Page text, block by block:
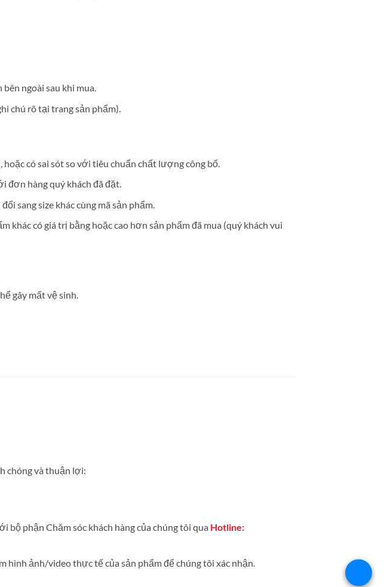
ngoài sau khi mua.
chú rõ tại trang sản phẩm).
có sai sót so với tiêu chuẩn chất lượng công bố.
đơn hàng quý khách đã đặt.
sang size khác cùng mã sản phẩm.
khác có giá trị bằng hoặc cao hơn sản phẩm đã mua (quý khách vui
gây mất vệ sinh.
chóng và thuận lợi:
bộ phận Chăm sóc khách hàng của chúng tôi qua Hotline:
hình ảnh/video thực tế của sản phẩm để chúng tôi xác nhận.